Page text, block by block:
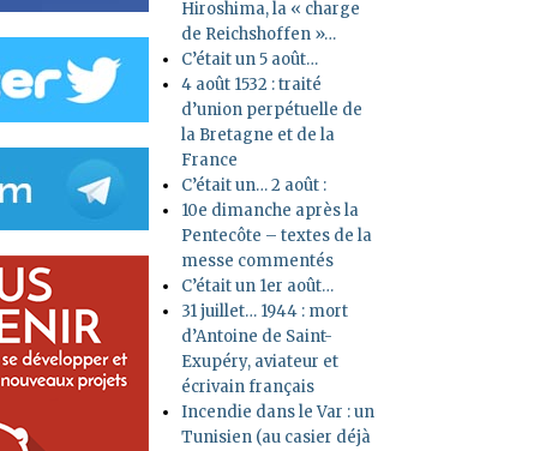
Hiroshima, la « charge
de Reichshoffen »…
C’était un 5 août…
4 août 1532 : traité
d’union perpétuelle de
la Bretagne et de la
France
C’était un… 2 août :
10e dimanche après la
Pentecôte – textes de la
messe commentés
C’était un 1er août…
31 juillet… 1944 : mort
d’Antoine de Saint-
Exupéry, aviateur et
écrivain français
Incendie dans le Var : un
Tunisien (au casier déjà